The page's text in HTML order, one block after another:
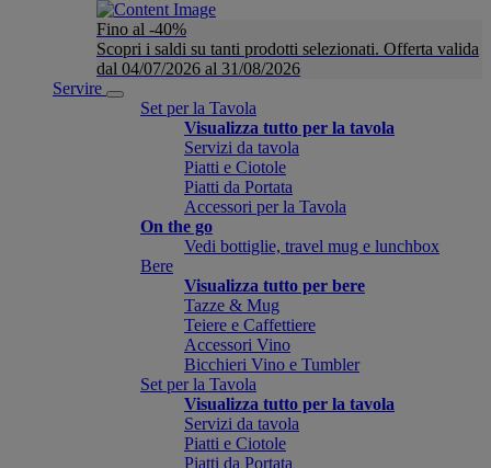
Fino al -40%
Scopri i saldi su tanti prodotti selezionati. Offerta valida
dal 04/07/2026 al 31/08/2026
Servire
Set per la Tavola
Visualizza tutto per la tavola
Servizi da tavola
Piatti e Ciotole
Piatti da Portata
Accessori per la Tavola
On the go
Vedi bottiglie, travel mug e lunchbox
Bere
Visualizza tutto per bere
Tazze & Mug
Teiere e Caffettiere
Accessori Vino
Bicchieri Vino e Tumbler
Set per la Tavola
Visualizza tutto per la tavola
Servizi da tavola
Piatti e Ciotole
Piatti da Portata